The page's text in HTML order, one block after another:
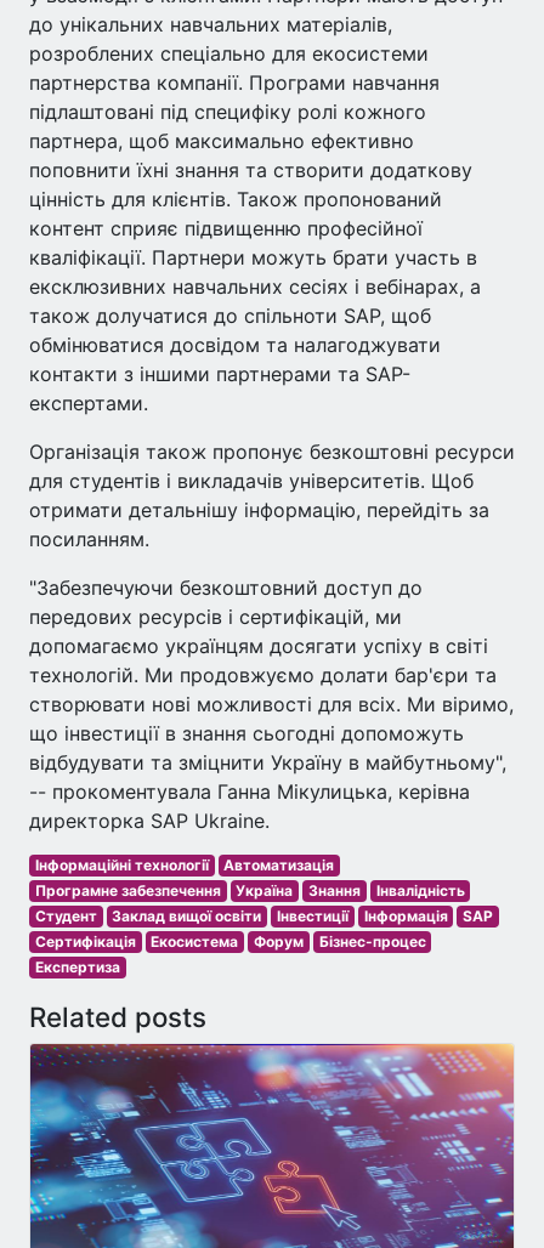
до унікальних навчальних матеріалів,
розроблених спеціально для екосистеми
партнерства компанії. Програми навчання
підлаштовані під специфіку ролі кожного
партнера, щоб максимально ефективно
поповнити їхні знання та створити додаткову
цінність для клієнтів. Також пропонований
контент сприяє підвищенню професійної
кваліфікації. Партнери можуть брати участь в
ексклюзивних навчальних сесіях і вебінарах, а
також долучатися до спільноти SAP, щоб
обмінюватися досвідом та налагоджувати
контакти з іншими партнерами та SAP-
експертами.
Організація також пропонує безкоштовні ресурси
для студентів і викладачів університетів. Щоб
отримати детальнішу інформацію, перейдіть за
посиланням.
"Забезпечуючи безкоштовний доступ до
передових ресурсів і сертифікацій, ми
допомагаємо українцям досягати успіху в світі
технологій. Ми продовжуємо долати бар'єри та
створювати нові можливості для всіх. Ми віримо,
що інвестиції в знання сьогодні допоможуть
відбудувати та зміцнити Україну в майбутньому",
-- прокоментувала Ганна Мікулицька, керівна
директорка SAP Ukraine.
Інформаційні технології
Автоматизація
Програмне забезпечення
Україна Знання
Інвалідність
Студент
Заклад вищої освіти Інвестиції Інформація
SAP
Сертифікація
Екосистема Форум
Бізнес-процес
Експертиза
Related posts